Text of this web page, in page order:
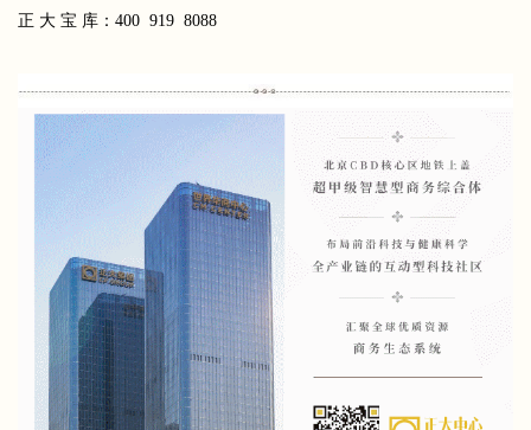
正 大 宝 库：400 919 8088